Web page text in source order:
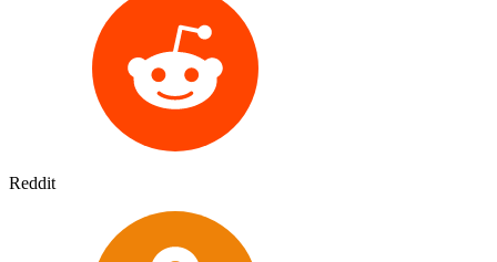
Reddit